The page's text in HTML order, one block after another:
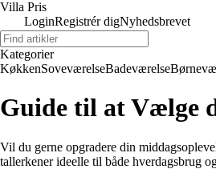
Villa Pris
LoginRegistrér digNyhedsbrevet
Kategorier
KøkkenSoveværelseBadeværelse
Guide til at Vælge
Vil du gerne opgradere din
tallerkener ideelle til både hverdagsbrug